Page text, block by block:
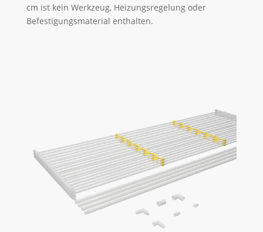
cm ist kein Werkzeug, Heizungsregelung oder
Befestigungsmaterial enthalten.